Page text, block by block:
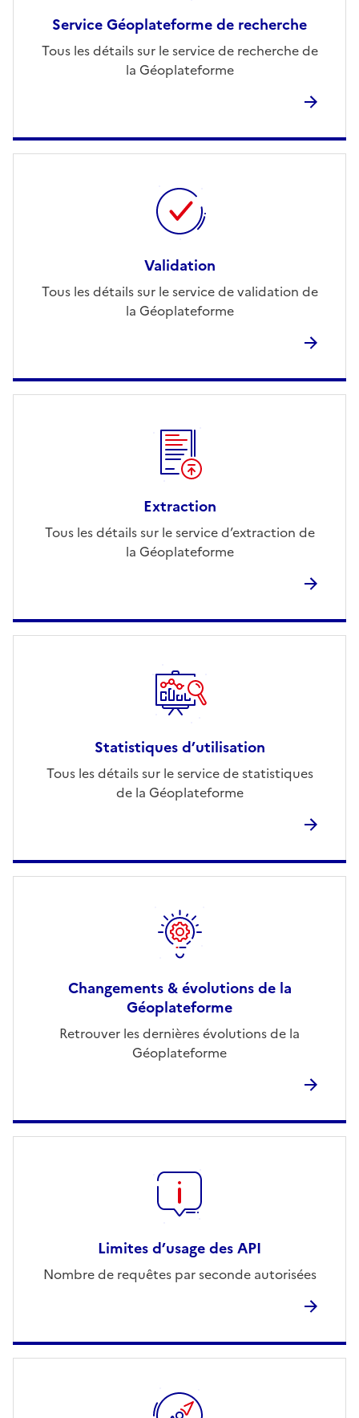
Service Géoplateforme de recherche
Tous les détails sur le service de recherche de
la Géoplateforme
Validation
Tous les détails sur le service de validation de
la Géoplateforme
Extraction
Tous les détails sur le service d’extraction de
la Géoplateforme
Statistiques d’utilisation
Tous les détails sur le service de statistiques
de la Géoplateforme
Changements & évolutions de la
Géoplateforme
Retrouver les dernières évolutions de la
Géoplateforme
Limites d’usage des API
Nombre de requêtes par seconde autorisées